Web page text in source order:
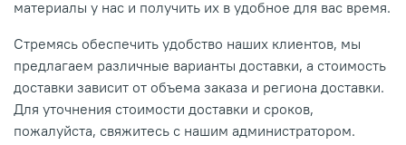
материалы у нас и получить их в удобное для вас время.
Стремясь обеспечить удобство наших клиентов, мы
предлагаем различные варианты доставки, а стоимость
доставки зависит от объема заказа и региона доставки.
Для уточнения стоимости доставки и сроков,
пожалуйста, свяжитесь с нашим администратором.